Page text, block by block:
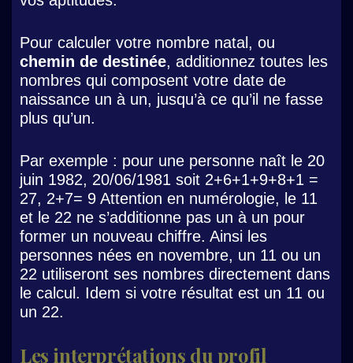
Pour calculer votre nombre natal, ou
chemin de destinée, additionnez toutes les
nombres qui composent votre date de
naissance un à un, jusqu’à ce qu’il ne fasse
plus qu’un.
Par exemple : pour une personne naît le 20
juin 1982, 20/06/1981 soit 2+6+1+9+8+1 =
27, 2+7= 9 Attention en numérologie, le 11
et le 22 ne s’additionne pas un à un pour
former un nouveau chiffre. Ainsi les
personnes nées en novembre, un 11 ou un
22 utiliseront ses nombres directement dans
le calcul. Idem si votre résultat est un 11 ou
un 22.
Les interprétations du profil